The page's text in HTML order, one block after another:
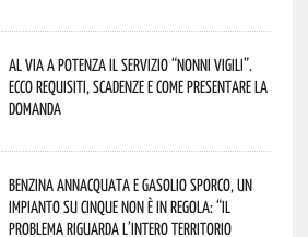
Al via a Potenza il servizio “Nonni Vigili”.
Ecco requisiti, scadenze e come presentare la
domanda
Benzina annacquata e gasolio sporco, un
impianto su cinque non è in regola: “il
problema riguarda l’intero territorio